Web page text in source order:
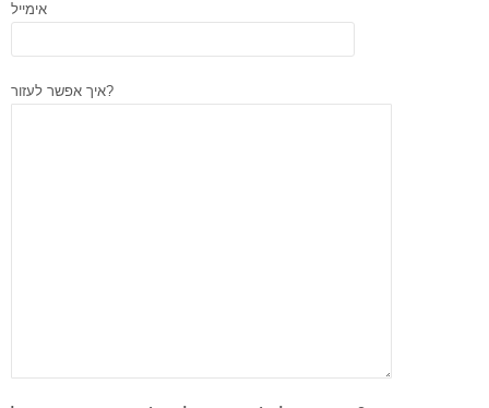
אימייל
איך אפשר לעזור?